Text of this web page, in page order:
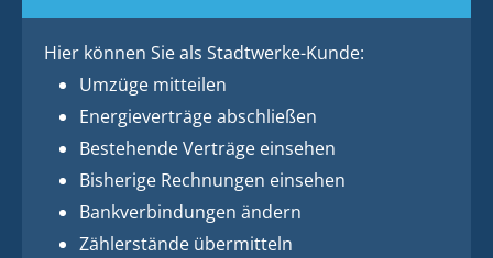
Hier können Sie als Stadtwerke-Kunde:
Umzüge mitteilen
Energieverträge abschließen
Bestehende Verträge einsehen
Bisherige Rechnungen einsehen
Bankverbindungen ändern
Zählerstände übermitteln